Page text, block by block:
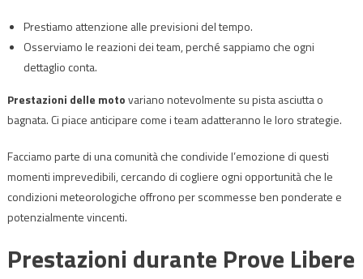
Prestiamo attenzione alle previsioni del tempo.
Osserviamo le reazioni dei team, perché sappiamo che ogni
dettaglio conta.
Prestazioni delle motovariano notevolmente su pista asciutta o
bagnata. Ci piace anticipare come i team adatteranno le loro strategie.
Facciamo parte di una comunità che condivide l’emozione di questi
momenti imprevedibili, cercando di cogliere ogni opportunità che le
condizioni meteorologiche offrono per scommesse ben ponderate e
potenzialmente vincenti.
Prestazioni durante Prove Libere